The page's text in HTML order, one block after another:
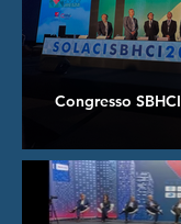
Congresso